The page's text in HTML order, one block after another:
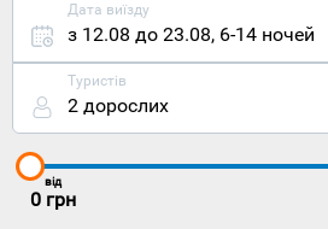
Дата виїзду
з 12.08 до 23.08, 6-14 ночей
Туристів
2 дорослих
від
0 грн